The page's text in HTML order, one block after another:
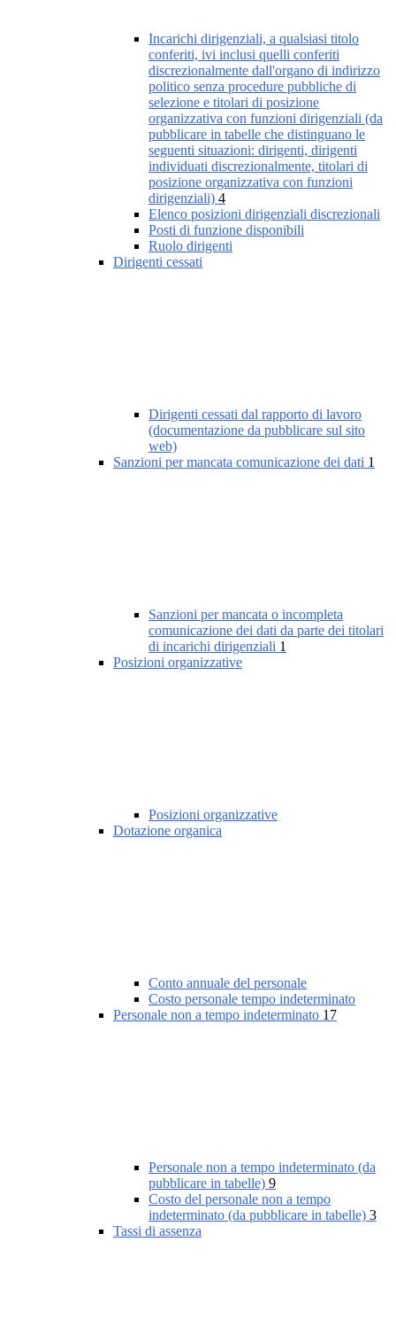
Incarichi dirigenziali, a qualsiasi titolo
conferiti, ivi inclusi quelli conferiti
discrezionalmente dall'organo di indirizzo
politico senza procedure pubbliche di
selezione e titolari di posizione
organizzativa con funzioni dirigenziali (da
pubblicare in tabelle che distinguano le
seguenti situazioni: dirigenti, dirigenti
individuati discrezionalmente, titolari di
posizione organizzativa con funzioni
dirigenziali) 4
Elenco posizioni dirigenziali discrezionali
Posti di funzione disponibili
Ruolo dirigenti
Dirigenti cessati
Dirigenti cessati dal rapporto di lavoro
(documentazione da pubblicare sul sito
web)
Sanzioni per mancata comunicazione dei dati 1
Sanzioni per mancata o incompleta
comunicazione dei dati da parte dei titolari
di incarichi dirigenziali 1
Posizioni organizzative
Posizioni organizzative
Dotazione organica
Conto annuale del personale
Costo personale tempo indeterminato
Personale non a tempo indeterminato 17
Personale non a tempo indeterminato (da
pubblicare in tabelle) 9
Costo del personale non a tempo
indeterminato (da pubblicare in tabelle) 3
Tassi di assenza